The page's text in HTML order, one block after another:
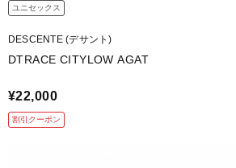
ユニセックス
DESCENTE (デサント)
DTRACE CITYLOW AGAT
¥22,000
割引クーポン